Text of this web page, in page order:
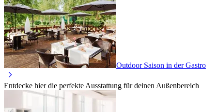
Outdoor Saison in der Gastro
Entdecke hier die perfekte Ausstattung für deinen Außenbereich